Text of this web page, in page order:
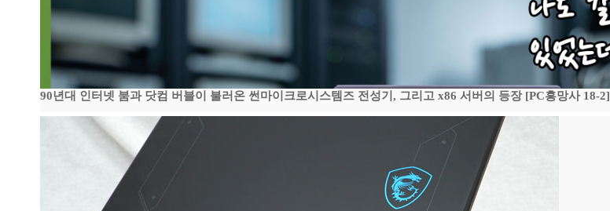
90년대 인터넷 붐과 닷컴 버블이 불러온 썬마이크로시스템즈 전성기, 그리고 x86 서버의 등장 [PC흥망사 18-2]